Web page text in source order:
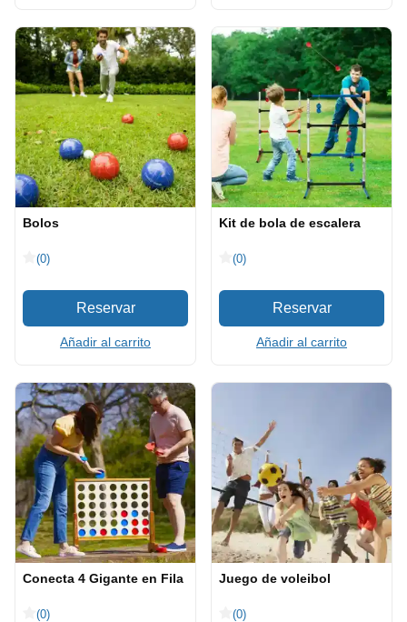
Bolos
(0)
Añadir al carrito
Kit de bola de escalera
(0)
Añadir al carrito
Conecta 4 Gigante en Fila
(0)
Juego de voleibol
(0)